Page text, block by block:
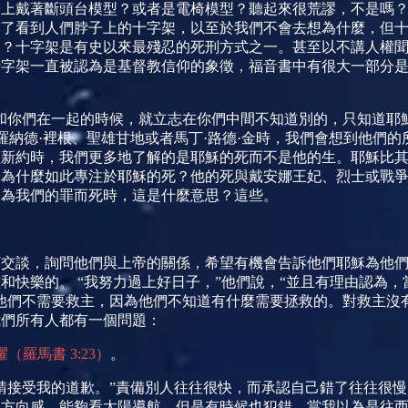
戴著斷頭台模型？或者是電椅模型？聽起來很荒謬，不是嗎
看到人們脖子上的十字架，以至於我們不會去想為什麼，但
十字架是有史以來最殘忍的死刑方式之一。甚至以不講人權
架一直被認為是基督教信仰的象徵，福音書中有很大一部分
們在一起的時候，就立志在你們中間不知道別的，只知道耶
納德·裡根、聖雄甘地或者馬丁·路德·金時，我們會想到他們
約時，我們更多地了解的是耶穌的死而不是他的生。耶穌比
什麼如此專注於耶穌的死？他的死與戴安娜王妃、烈士或戰
我們的罪而死時，這是什麼意思？這些。
談，詢問他們與上帝的關係，希望有機會告訴他們耶穌為他
快樂的。 “我努力過上好日子，”他們說，“並且有理由認為
們不需要救主，因為他們不知道有什麼需要拯救的。對救主
所有人都有一個問題：
（羅馬書 3:23） 。
受我的道歉。”責備別人往往很快，而承認自己錯了往往很